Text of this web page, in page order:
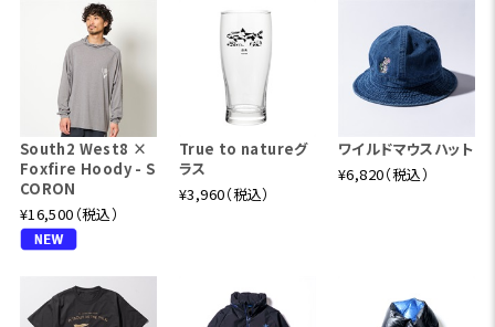
South2 West8 ×
Foxfire Hoody - S
CORON
¥16,500（税込）
True to natureグ
ラス
¥3,960（税込）
ワイルドマウスハット
¥6,820（税込）